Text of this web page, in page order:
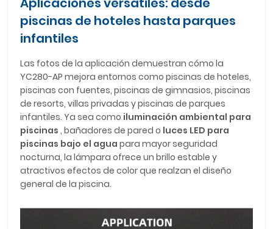
piscinas de hoteles hasta parques
infantiles
Las fotos de la aplicación demuestran cómo la
YC280-AP mejora entornos como piscinas de hoteles,
piscinas con fuentes, piscinas de gimnasios, piscinas
de resorts, villas privadas y piscinas de parques
infantiles. Ya sea como iluminación ambiental para
piscinas , bañadores de pared o luces LED para
piscinas bajo el agua para mayor seguridad
nocturna, la lámpara ofrece un brillo estable y
atractivos efectos de color que realzan el diseño
general de la piscina.